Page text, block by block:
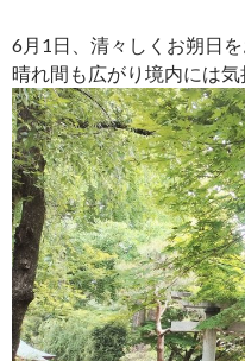
6月1日、清々しくお朔日
晴れ間も広がり境内には